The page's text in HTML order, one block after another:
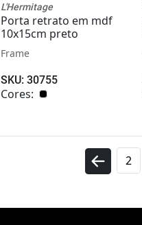
L'Hermitage
Porta retrato em mdf
10x15cm preto
Frame
SKU: 30755
Cores:
2